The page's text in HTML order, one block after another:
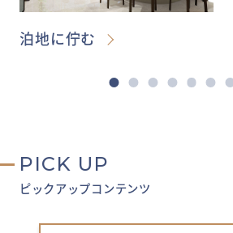
泊地に佇む
PICK UP
ピックアップコンテンツ